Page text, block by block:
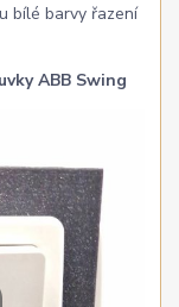
bílé barvy řazení
ABB Swing